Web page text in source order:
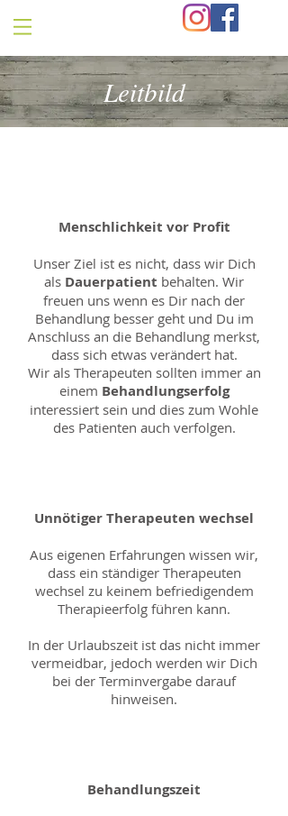
Leitbild
Menschlichkeit vor Profit
Unser Ziel ist es nicht, dass wir Dich
als Dauerpatient behalten. Wir
freuen uns wenn es Dir nach der
Behandlung besser geht und Du im
Anschluss an die Behandlung merkst,
dass sich etwas verändert hat.
Wir als Therapeuten sollten immer an
einem Behandlungserfolg
interessiert sein und dies zum Wohle
des Patienten auch verfolgen.
Unnötiger Therapeuten wechsel
Aus eigenen Erfahrungen wissen wir,
dass ein ständiger Therapeuten
wechsel zu keinem befriedigendem
Therapieerfolg führen kann.
In der Urlaubszeit ist das nicht immer
vermeidbar, jedoch werden wir Dich
bei der Terminvergabe darauf
hinweisen.
Behandlungszeit